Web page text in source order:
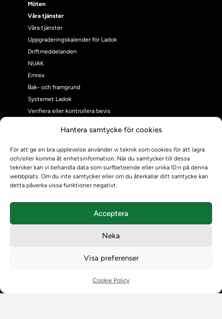
Hantera samtycke för cookies
För att ge en bra upplevelse använder vi teknik som cookies för att lagra
och/eller komma åt enhetsinformation. När du samtycker till dessa
tekniker kan vi behandla data som surfbeteende eller unika ID:n på denna
webbplats. Om du inte samtycker eller om du återkallar ditt samtycke kan
detta påverka vissa funktioner negativt.
Acceptera
Neka
Visa preferenser
Cookie Policy
Möten
Våra tjänster
Våra tjänster
Uppgraderingskalender för Ladok
Driftmeddelanden
NUAK
Emrex
Bak- och framgrund
Systemet Ladok
Verifiera eller kontrollera bevis
Om oss
Om Ladokkonsortiet
Ladokkonsortiet internationellt
Vision, strategi och produktplan
Kontaktuppgifter för studenters Ladoksupport